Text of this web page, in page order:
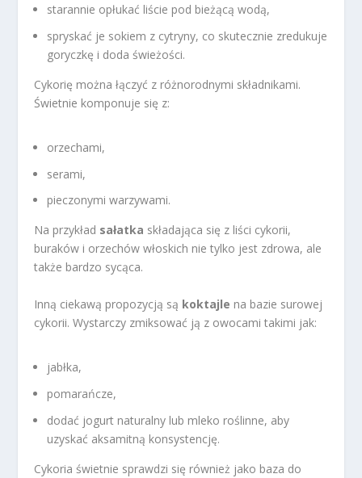
starannie opłukać liście pod bieżącą wodą,
spryskać je sokiem z cytryny, co skutecznie zredukuje
goryczkę i doda świeżości.
Cykorię można łączyć z różnorodnymi składnikami.
Świetnie komponuje się z:
orzechami,
serami,
pieczonymi warzywami.
Na przykład sałatka składająca się z liści cykorii,
buraków i orzechów włoskich nie tylko jest zdrowa, ale
także bardzo sycąca.
Inną ciekawą propozycją są koktajle na bazie surowej
cykorii. Wystarczy zmiksować ją z owocami takimi jak:
jabłka,
pomarańcze,
dodać jogurt naturalny lub mleko roślinne, aby
uzyskać aksamitną konsystencję.
Cykoria świetnie sprawdzi się również jako baza do